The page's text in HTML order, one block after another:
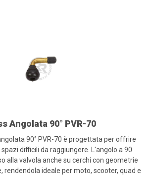
Angolata 90° PVR-70
90° PVR-70 è progettata per offrire
difficili da raggiungere. L'angolo a 90
alla valvola anche su cerchi con geometrie
rendendola ideale per moto, scooter, quad e